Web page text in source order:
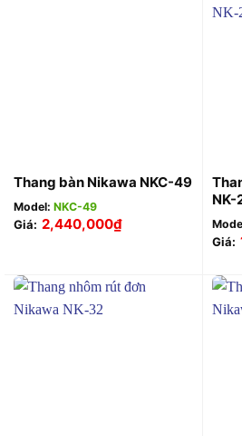
Thang bàn Nikawa NKC-49
Model: NKC-49
Giá: 2,440,000₫
NK-
Giá: